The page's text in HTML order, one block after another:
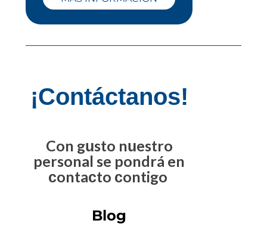
¡Contáctanos!
Con gusto nuestro
personal se pondrá en
contacto contigo
Blog